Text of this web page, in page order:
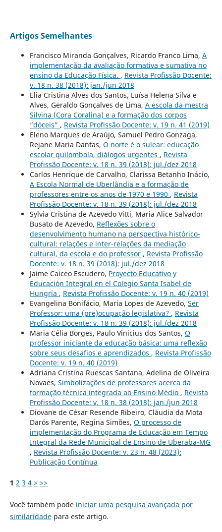
Artigos Semelhantes
Francisco Miranda Gonçalves, Ricardo Franco Lima, A
implementação da avaliação formativa e sumativa no
ensino da Educação Física. , Revista Profissão Docente:
v. 18 n. 38 (2018): jan./jun 2018
Elia Cristina Alves dos Santos, Luísa Helena Silva e
Alves, Geraldo Gonçalves de Lima, A escola da mestra
Silvina (Cora Coralina) e a formação dos corpos
“dóceis” , Revista Profissão Docente: v. 19 n. 41 (2019)
Eleno Marques de Araújo, Samuel Pedro Gonzaga,
Rejane Maria Dantas, O norte é o sulear: educação
escolar quilombola, diálogos urgentes , Revista
Profissão Docente: v. 18 n. 39 (2018): jul./dez 2018
Carlos Henrique de Carvalho, Clarissa Betanho Inácio,
A Escola Normal de Uberlândia e a formação de
professores entre os anos de 1970 e 1990 , Revista
Profissão Docente: v. 18 n. 39 (2018): jul./dez 2018
Sylvia Cristina de Azevedo Vitti, Maria Alice Salvador
Busato de Azevedo, Reflexões sobre o
desenvolvimento humano na perspectiva histórico-
cultural: relações e inter-relações da mediação
cultural, da escola e do professor , Revista Profissão
Docente: v. 18 n. 39 (2018): jul./dez 2018
Jaime Caiceo Escudero, Proyecto Educativo y
Educación Integral en el Colegio Santa Isabel de
Hungría , Revista Profissão Docente: v. 19 n. 40 (2019)
Evangelina Bonifácio, Maria Lopes de Azevedo, Ser
Professor: uma (pre)ocupação legislativa? , Revista
Profissão Docente: v. 18 n. 39 (2018): jul./dez 2018
Maria Célia Borges, Paulo Vinicius dos Santos, O
professor iniciante da educação básica: uma reflexão
sobre seus desafios e aprendizados , Revista Profissão
Docente: v. 19 n. 40 (2019)
Adriana Cristina Ruescas Santana, Adelina de Oliveira
Novaes, Simbolizações de professores acerca da
formação técnica integrada ao Ensino Médio , Revista
Profissão Docente: v. 18 n. 38 (2018): jan./jun 2018
Diovane de César Resende Ribeiro, Cláudia da Mota
Darós Parente, Regina Simões, O processo de
implementação do Programa de Educação em Tempo
Integral da Rede Municipal de Ensino de Uberaba-MG
, Revista Profissão Docente: v. 23 n. 48 (2023):
Publicação Contínua
1 2 3 4 > >>
Você também pode iniciar uma pesquisa avançada por
similaridadepara este artigo.